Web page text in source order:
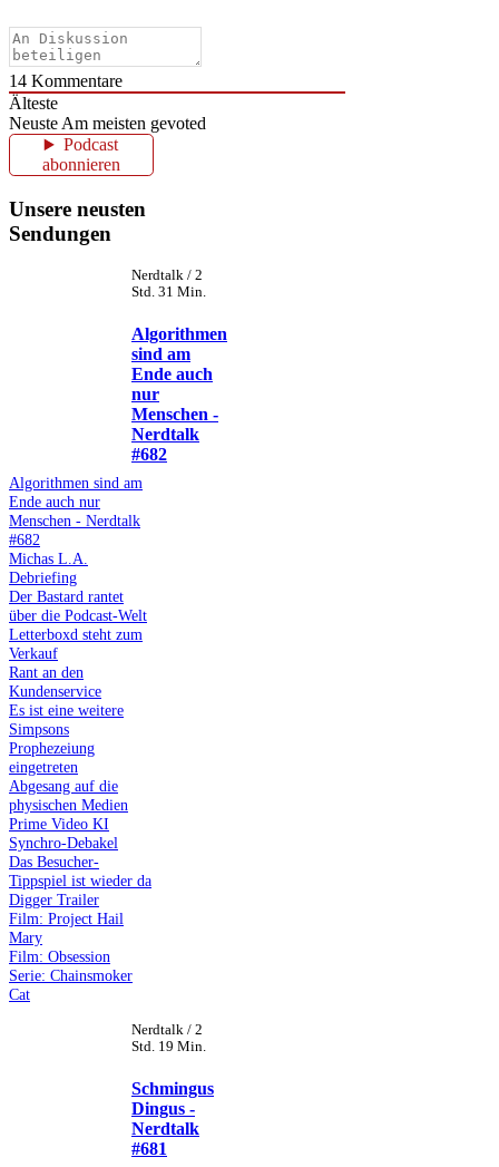
14 Kommentare
Älteste
Neuste Am meisten gevoted
Podcast
abonnieren
Unsere neusten
Sendungen
Nerdtalk / 2
Std. 31 Min.
Algorithmen
sind am
Ende auch
nur
Menschen -
Nerdtalk
#682
Algorithmen sind am
Ende auch nur
Menschen - Nerdtalk
#682
Michas L.A.
Debriefing
Der Bastard rantet
über die Podcast-Welt
Letterboxd steht zum
Verkauf
Rant an den
Kundenservice
Es ist eine weitere
Simpsons
Prophezeiung
eingetreten
Abgesang auf die
physischen Medien
Prime Video KI
Synchro-Debakel
Das Besucher-
Tippspiel ist wieder da
Digger Trailer
Film: Project Hail
Mary
Film: Obsession
Serie: Chainsmoker
Cat
Nerdtalk / 2
Std. 19 Min.
Schmingus
Dingus -
Nerdtalk
#681